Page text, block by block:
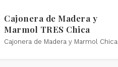
Cajonera de Madera y
Marmol TRES Chica
Cajonera de Madera y Marmol Chica